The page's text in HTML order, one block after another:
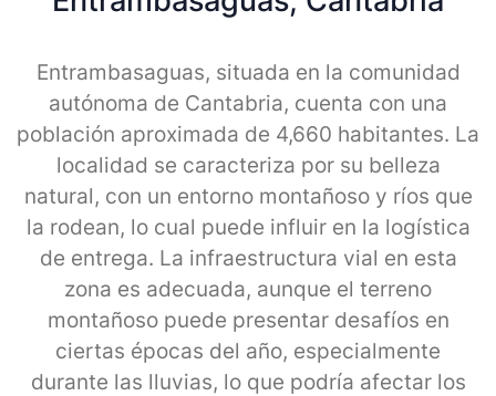
Entrambasaguas, situada en la comunidad
autónoma de Cantabria, cuenta con una
población aproximada de 4,660 habitantes. La
localidad se caracteriza por su belleza
natural, con un entorno montañoso y ríos que
la rodean, lo cual puede influir en la logística
de entrega. La infraestructura vial en esta
zona es adecuada, aunque el terreno
montañoso puede presentar desafíos en
ciertas épocas del año, especialmente
durante las lluvias, lo que podría afectar los